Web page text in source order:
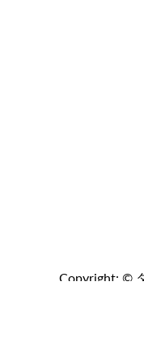
Copyright: ©